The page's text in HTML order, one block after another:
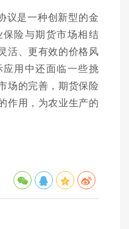
议是一种创新型的金
险与期货市场相结
活、更有效的价格风
用中还面临一些挑
场的完善，期货保险
作用，为农业生产的